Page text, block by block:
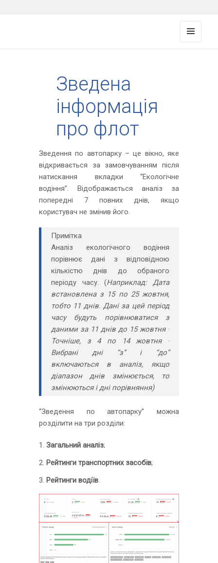
Зведена
інформація
про флот
Зведення по автопарку – це вікно, яке
відкривається за замовчуванням після
натискання вкладки “Екологічне
водіння”. Відображається аналіз за
попередні 7 повних днів, якщо
користувач не змінив його.
Примітка
Аналіз екологічного водіння
порівнює дані з відповідною
кількістю днів до обраного
періоду часу. (Наприклад: Дата
встановлена з 15 по 25 жовтня,
тобто 11 днів. Дані за цей період
часу будуть порівнюватися з
даними за 11 днів до 15 жовтня
Точніше, з 4 по 14 жовтня
Вибрані дні “з” і “до”
включаються в аналіз, якщо
діапазон днів змінюється, то
змінюються і дні порівняння)
“Зведення по автопарку” можна
розділити на три розділи:
Загальний аналіз;
Рейтинги транспортних засобів;
Рейтинги водіїв.